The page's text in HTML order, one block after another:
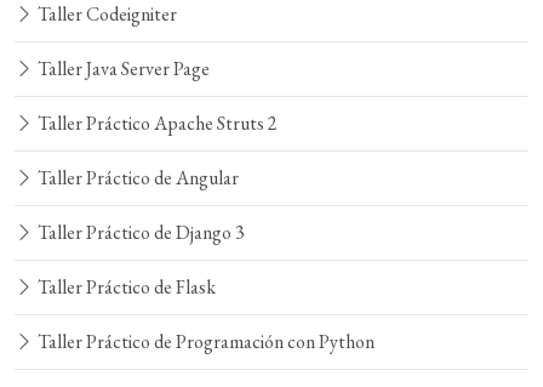
Taller Codeigniter
Taller Java Server Page
Taller Práctico Apache Struts 2
Taller Práctico de Angular
Taller Práctico de Django 3
Taller Práctico de Flask
Taller Práctico de Programación con Python